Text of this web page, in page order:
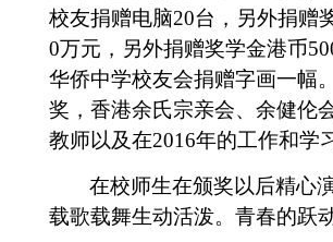
校友捐赠电脑20台，另外捐赠
0万元，另外捐赠奖学金港币
华侨中学校友会捐赠字画一幅
奖，香港余氏宗亲会、 余健伦
教师以及在2016年的工作和学
在校师生在颁奖以后精心
载歌载舞生动活泼。青春的跃